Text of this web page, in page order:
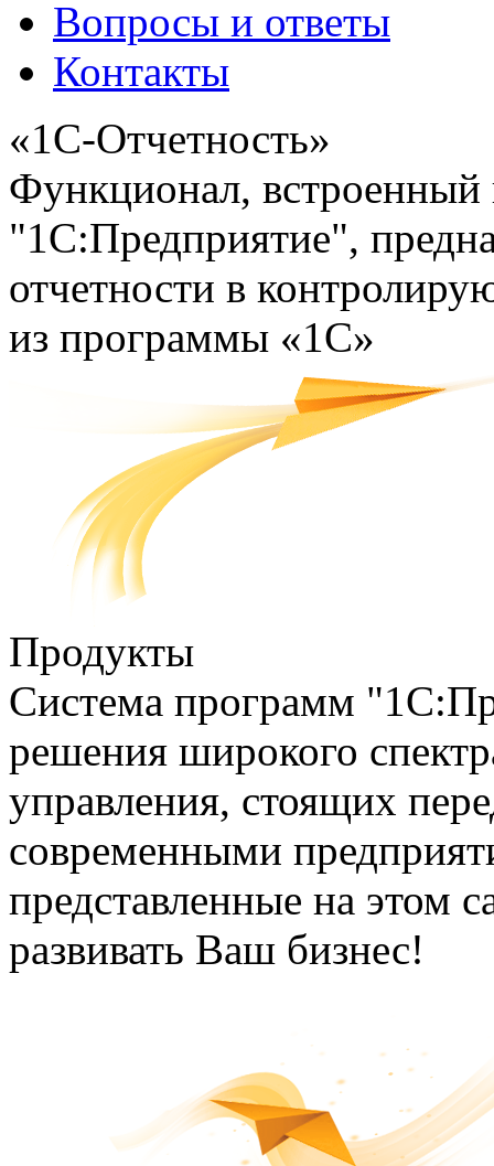
Вопросы и ответы
Контакты
«1C-Отчетность»
Функционал,
"1С:Предприятие",
отчетности в
из программы «1С»
Продукты
Система программ
решения широкого
управления, стоящих
современными
представленные на этом
развивать Ваш бизнес!